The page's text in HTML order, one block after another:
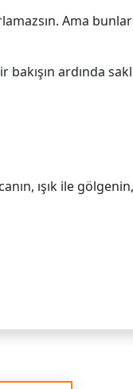
Ama
ardında
ışık ile